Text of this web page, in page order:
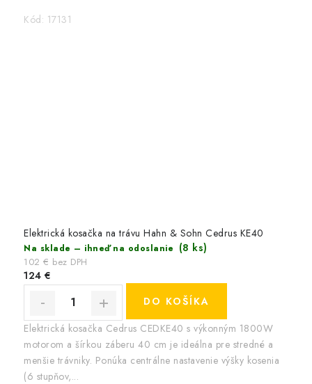
Kód: 17131
Elektrická kosačka na trávu Hahn & Sohn Cedrus KE40
Na sklade – ihneď na odoslanie (8 ks)
102 € bez DPH
124 €
DO KOŠÍKA
Elektrická kosačka Cedrus CEDKE40 s výkonným 1800W
motorom a šírkou záberu 40 cm je ideálna pre stredné a
menšie trávniky. Ponúka centrálne nastavenie výšky kosenia
(6 stupňov,...